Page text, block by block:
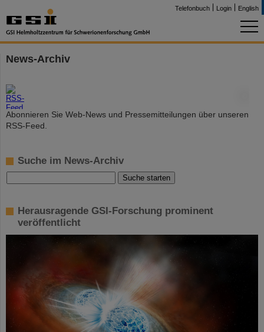
Telefonbuch Login English
News-Archiv
Abonnieren Sie Web-News und Pressemitteilungen über unseren
RSS-Feed.
Suche im News-Archiv
Herausragende GSI-Forschung prominent
veröffentlicht